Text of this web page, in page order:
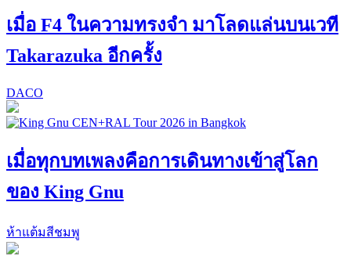
เมื่อ F4 ในความทรงจำ มาโลดแล่นบนเวที
Takarazuka อีกครั้ง
DACO
เมื่อทุกบทเพลงคือการเดินทางเข้าสู่โลก
ของ King Gnu
ห้าแต้มสีชมพู